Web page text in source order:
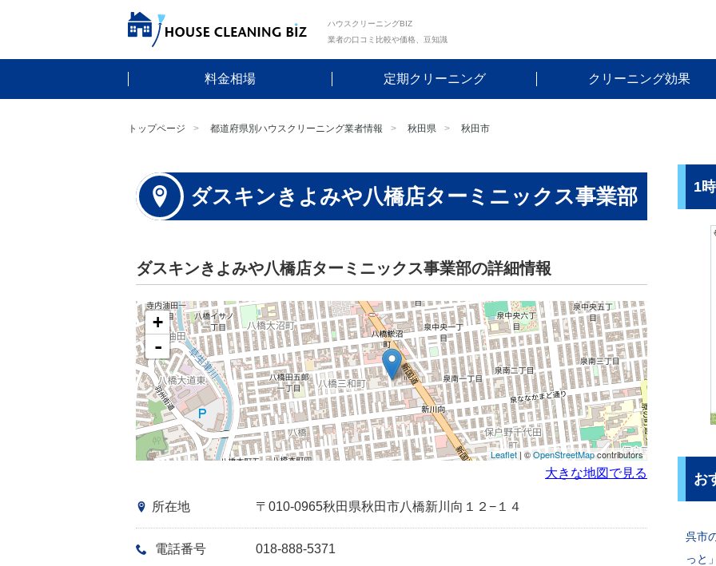
ハウスクリーニングBIZ
業者の口コミ比較や価格、豆知識
料金相場 定期クリーニング クリーニング効果
トップページ 都道府県別ハウスクリーニング業者情報 秋田県 秋田市
ダスキンきよみや八橋店ターミニックス事業部
ダスキンきよみや八橋店ターミニックス事業部の詳細情報
+
-
Leaflet| ©OpenStreetMapcontributors
大きな地図で見る
所在地 〒010-0965秋田県秋田市八橋新川向１２−１４
電話番号 018-888-5371
1
お
呉市
っと」